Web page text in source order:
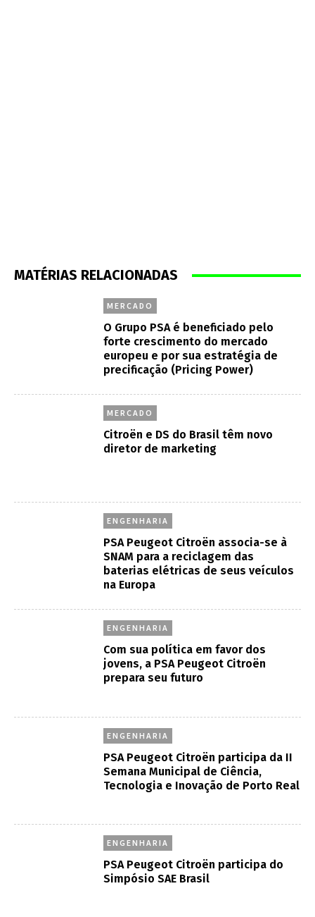
MATÉRIAS RELACIONADAS
MERCADO
O Grupo PSA é beneficiado pelo
forte crescimento do mercado
europeu e por sua estratégia de
precificação (Pricing Power)
MERCADO
Citroën e DS do Brasil têm novo
diretor de marketing
ENGENHARIA
PSA Peugeot Citroën associa-se à
SNAM para a reciclagem das
baterias elétricas de seus veículos
na Europa
ENGENHARIA
Com sua política em favor dos
jovens, a PSA Peugeot Citroën
prepara seu futuro
ENGENHARIA
PSA Peugeot Citroën participa da II
Semana Municipal de Ciência,
Tecnologia e Inovação de Porto Real
ENGENHARIA
PSA Peugeot Citroën participa do
Simpósio SAE Brasil